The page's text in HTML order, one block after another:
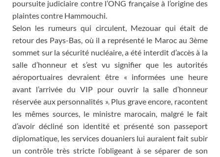
poursuite judiciaire contre l’ONG française à l’origine des
plaintes contre Hammouchi.
Selon les rumeurs qui circulent, Mezouar qui était de
retour des Pays-Bas, où il a représenté le Maroc au 3ème
sommet sur la sécurité nucléaire, a été interdit d’accès à la
salle d’honneur et s’est vu signifier que les autorités
aéroportuaires devraient être « informées une heure
avant l’arrivée du VIP pour ouvrir la salle d’honneur
réservée aux personnalités ». Plus grave encore, racontent
les mêmes sources, le ministre marocain, malgré le fait
d’avoir décliné son identité et présenté son passeport
diplomatique, les services douaniers lui auraient fait subir
un contrôle très stricte l’obligeant à se séparer de son